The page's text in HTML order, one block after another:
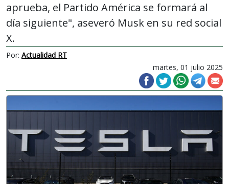
aprueba, el Partido América se formará al
día siguiente", aseveró Musk en su red social
X.
Por: Actualidad RT
martes, 01 julio 2025